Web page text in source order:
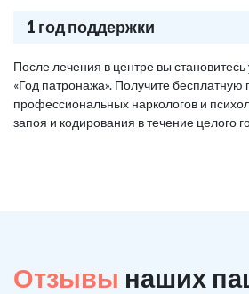
1 год поддержки
После лечения в центре вы
«Год патронажа». Получите бесплатную
профессиональных наркологов и
запоя и кодирования в течение целого
Отзывы наших